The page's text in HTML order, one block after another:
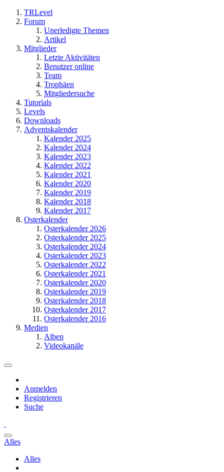
TRLevel
Forum
Unerledigte Themen
Artikel
Mitglieder
Letzte Aktivitäten
Benutzer online
Team
Trophäen
Mitgliedersuche
Tutorials
Levels
Downloads
Adventskalender
Kalender 2025
Kalender 2024
Kalender 2023
Kalender 2022
Kalender 2021
Kalender 2020
Kalender 2019
Kalender 2018
Kalender 2017
Osterkalender
Osterkalender 2026
Osterkalender 2025
Osterkalender 2024
Osterkalender 2023
Osterkalender 2022
Osterkalender 2021
Osterkalender 2020
Osterkalender 2019
Osterkalender 2018
Osterkalender 2017
Osterkalender 2016
Medien
Alben
Videokanäle
Anmelden
Registrieren
Suche
Alles
Alles